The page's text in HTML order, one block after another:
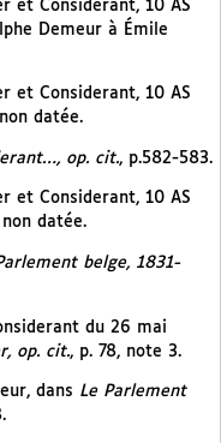
et Considerant, 10 AS
Demeur à Émile
et Considerant, 10 AS
datée.
op. cit., p.582-583.
et Considerant, 10 AS
datée.
belge, 1831-
du 26 mai
op. cit., p. 78, note 3.
dans Le Parlement